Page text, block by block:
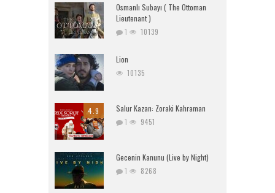
Osmanlı Subayı ( The Ottoman
Lieutenant )
1 10139
Lion
10135
4.9 Salur Kazan: Zoraki Kahraman
1 9451
Gecenin Kanunu (Live by Night)
1 8268